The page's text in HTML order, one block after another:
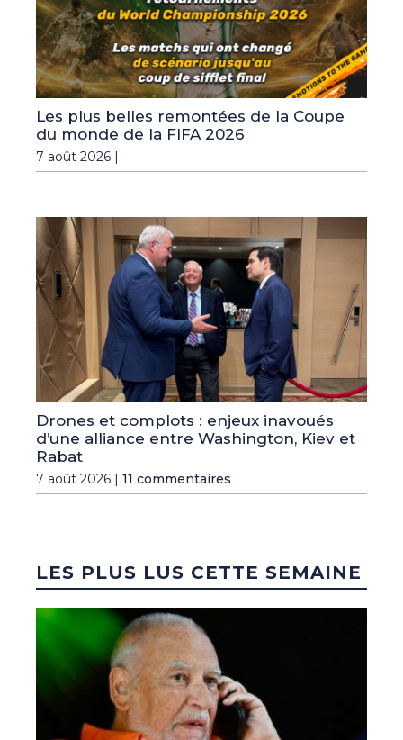
Les plus belles remontées de la Coupe
du monde de la FIFA 2026
7 août 2026 |
Drones et complots : enjeux inavoués
d’une alliance entre Washington, Kiev et
Rabat
7 août 2026 | 11 commentaires
LES PLUS LUS CETTE SEMAINE